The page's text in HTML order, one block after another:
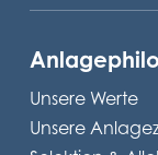
Unsere Werte
Unsere